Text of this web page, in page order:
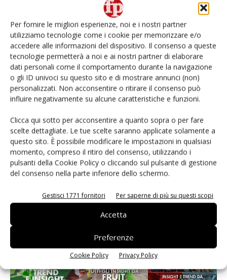
Per fornire le migliori esperienze, noi e i nostri partner
utilizziamo tecnologie come i cookie per memorizzare e/o
accedere alle informazioni del dispositivo. Il consenso a queste
tecnologie permetterà a noi e ai nostri partner di elaborare
dati personali come il comportamento durante la navigazione
o gli ID univoci su questo sito e di mostrare annunci (non)
personalizzati. Non acconsentire o ritirare il consenso può
influire negativamente su alcune caratteristiche e funzioni.
Clicca qui sotto per acconsentire a quanto sopra o per fare
scelte dettagliate. Le tue scelte saranno applicate solamente a
questo sito. È possibile modificare le impostazioni in qualsiasi
momento, compreso il ritiro del consenso, utilizzando i
pulsanti della Cookie Policy o cliccando sul pulsante di gestione
del consenso nella parte inferiore dello schermo.
Gestisci 1771 fornitori Per saperne di più su questi scopi
Accetta
Preferenze
Cookie Policy Privacy Policy
L’ortofrutta di Extra Supermercati tra localismo e
Ai #Repartofresh
Non è una susina: è Metis… e può rivoluzionare la
categoria
Andamento prezzi ortofrutta in Italia al 27 luglio
2026
Leonardo Odorizzi: “Dobbiamo creare stupore nel
punto di vendita” #vocidellortofrutta